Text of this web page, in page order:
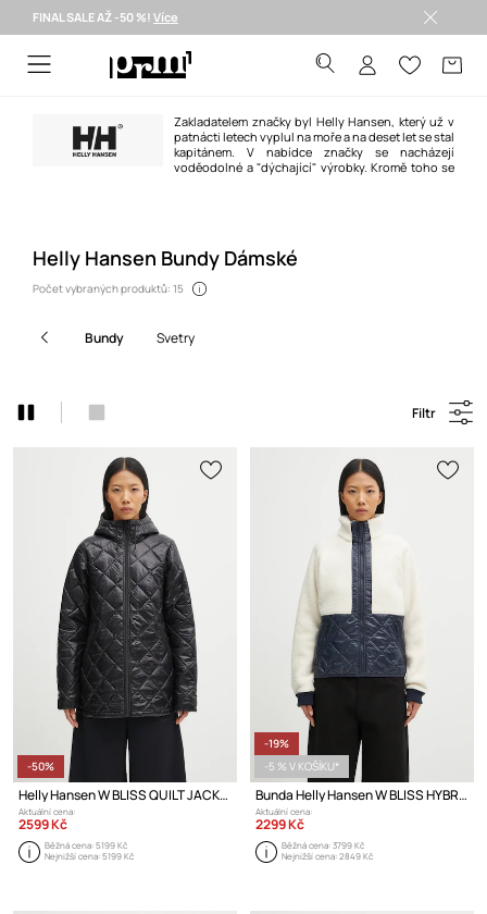
FINAL SALE AŽ -50 %! Více
Zakladatelem značky byl Helly Hansen, který už v
patnácti letech vyplul na moře a na deset let se stal
kapitánem. V nabídce značky se nacházejí
voděodolné a "dýchající" výrobky. Kromě toho se
Helly Hansen Bundy Dámské
Počet vybraných produktů: 15
bundy svetry
Filtr
-50%
Helly Hansen W BLISS QUILT JACKET přechodová bunda dámská
Aktuální cena:
2599 Kč
Běžná cena:5199 Kč
Nejnižší cena:5199 Kč
-19%
-5 % V KOŠÍKU*
Bunda Helly Hansen W BLISS HYBRID JACKET
Aktuální cena:
2299 Kč
Běžná cena:3799 Kč
Nejnižší cena:2849 Kč